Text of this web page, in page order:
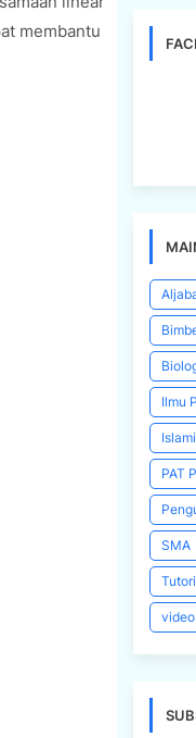
membantu
Ilmu
Islami
PAT
SMA
video